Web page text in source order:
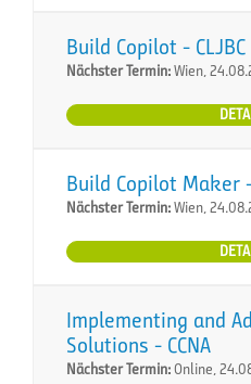
Build Copilot - CLJBC
Nächster Termin:Wien,
Build Copilot Maker
Nächster Termin:Wien,
Implementing and
Solutions - CCNA
Nächster Termin:Online,